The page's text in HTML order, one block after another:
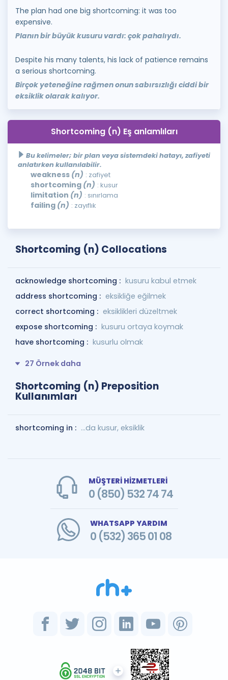
The plan had one big shortcoming: it was too
expensive.
Planın bir büyük kusuru vardı: çok pahalıydı.
Despite his many talents, his lack of patience remains
a serious shortcoming.
Birçok yeteneğine rağmen onun sabırsızlığı ciddi bir
eksiklik olarak kalıyor.
Shortcoming (n) Eş anlamlıları
Bu kelimeler; bir plan veya sistemdeki hatayı, zafiyeti
anlatırken kullanılabilir.
weakness (n) : zafiyet
shortcoming (n) : kusur
limitation (n) : sınırlama
failing (n) : zayıflık
Shortcoming (n) Collocations
acknowledge shortcoming : kusuru kabul etmek
address shortcoming : eksikliğe eğilmek
correct shortcoming : eksiklikleri düzeltmek
expose shortcoming : kusuru ortaya koymak
have shortcoming : kusurlu olmak
27 Örnek daha
Shortcoming (n) Preposition
Kullanımları
shortcoming in : ...da kusur, eksiklik
MÜŞTERİ HİZMETLERİ
0 (850) 532 74 74
WHATSAPP YARDIM
0 (532) 365 01 08